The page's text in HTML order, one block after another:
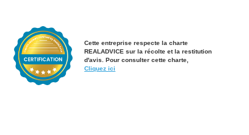
Cette entreprise respecte la charte
REALADVICE sur la récolte et la restitution
d'avis. Pour consulter cette charte,
Cliquez ici​